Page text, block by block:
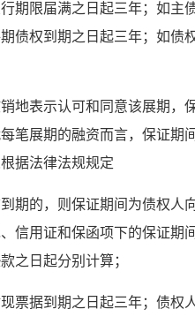
期限届满之日起三年；如主
债权到期之日起三年；如债
地表示认可和同意该展期，
笔展期的融资而言，保证期
据法律法规规定
期的，则保证期间为债权人
信用证和保函项下的保证期
之日起分别计算；
票据到期之日起三年；债权